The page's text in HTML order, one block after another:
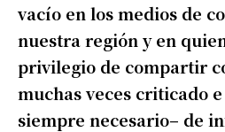
vacío en los medios de
nuestra región y en
privilegio de compartir
muchas veces criticado
siempre necesario­­– de